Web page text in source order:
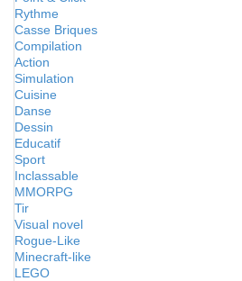
Rythme
Casse Briques
Compilation
Action
Simulation
Cuisine
Danse
Dessin
Educatif
Sport
Inclassable
MMORPG
Tir
Visual novel
Rogue-Like
Minecraft-like
LEGO